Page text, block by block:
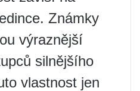
Známky
výraznější
silnějšího
vlastnost jen